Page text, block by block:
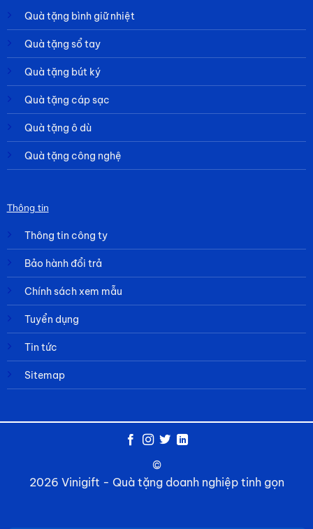
Quà tặng bình giữ nhiệt
Quà tặng sổ tay
Quà tặng bút ký
Quà tặng cáp sạc
Quà tặng ô dù
Quà tặng công nghệ
Thông tin
Thông tin công ty
Bảo hành đổi trả
Chính sách xem mẫu
Tuyển dụng
Tin tức
Sitemap
©
2026 Vinigift - Quà tặng doanh nghiệp tinh gọn